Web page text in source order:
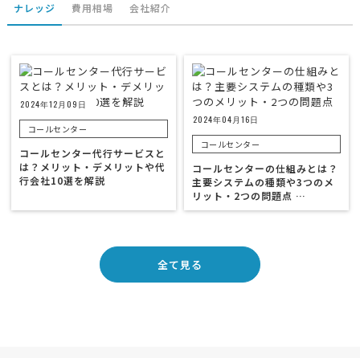
ナレッジ 費用相場 会社紹介
2024年12月09日
コールセンター
コールセンター代行サービスと
は？メリット・デメリットや代
行会社10選を解説
2024年04月16日
コールセンター
コールセンターの仕組みとは？
主要システムの種類や3つのメ
リット・2つの問題点 …
全て見る